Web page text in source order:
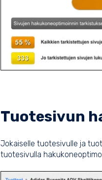
Tuotesivun
Jokaiselle tuotesivulle ja
tuotesivulla